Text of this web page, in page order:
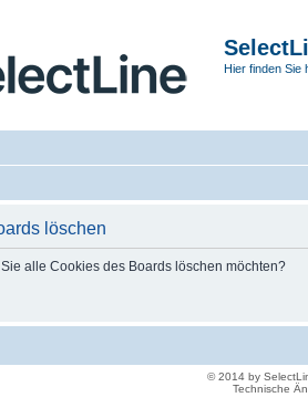
Hier finden Sie
löschen
alle Cookies des Boards löschen möchten?
© 2014 by
Technische